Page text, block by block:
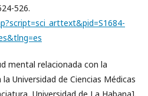
526.
mental relacionada con la
Universidad de Ciencias Médicas